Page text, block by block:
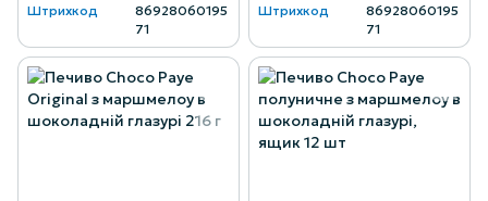
Штрихкод
86928060195
71
Штрихкод
86928060195
71